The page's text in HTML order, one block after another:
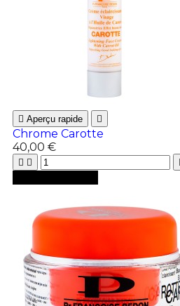
 Aperçu rapide 
Chrome Carotte
40,00 €
 